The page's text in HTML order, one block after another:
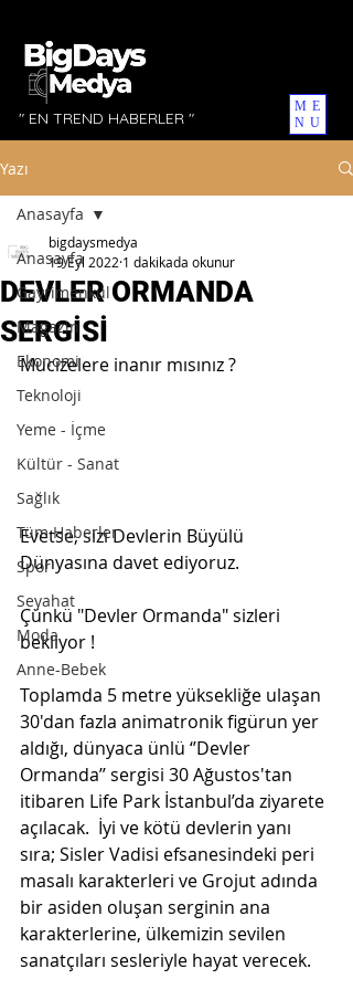
ME
NU
" EN TREND HABERLER "
Yazı
Anasayfa
Gayrimenkul
Magazin
Ekonomi
Teknoloji
Yeme - İçme
Kültür - Sanat
Sağlık
Tüm Haberler
Spor
Seyahat
Moda
Anne-Bebek
Anasayfa
DEVLER ORMANDA
SERGİSİ
bigdaysmedya
19 Eyl 2022 1 dakikada okunur
Mucizelere inanır mısınız ?
Evetse, sizi Devlerin Büyülü
Dünyasına davet ediyoruz.
Çünkü "Devler Ormanda" sizleri
bekliyor !
Toplamda 5 metre yüksekliğe ulaşan
30'dan fazla animatronik figürun yer
aldığı, dünyaca ünlü ‘’Devler
Ormanda’’ sergisi 30 Ağustos'tan
itibaren Life Park İstanbul’da ziyarete
açılacak.  İyi ve kötü devlerin yanı
sıra; Sisler Vadisi efsanesindeki peri
masalı karakterleri ve Grojut adında
bir asiden oluşan serginin ana
karakterlerine, ülkemizin sevilen
sanatçıları sesleriyle hayat verecek.